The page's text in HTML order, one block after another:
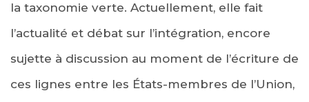
la taxonomie verte. Actuellement, elle fait
l’actualité et débat sur l’intégration, encore
sujette à discussion au moment de l’écriture de
ces lignes entre les États-membres de l’Union,